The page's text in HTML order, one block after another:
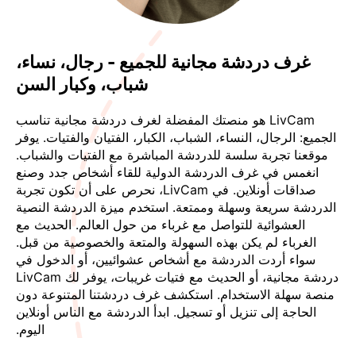
غرف دردشة مجانية للجميع - رجال، نساء،
شباب، وكبار السن
LivCam هو منصتك المفضلة لغرف دردشة مجانية تناسب
الجميع: الرجال، النساء، الشباب، الكبار، الفتيان والفتيات. يوفر
موقعنا تجربة سلسة للدردشة المباشرة مع الفتيات والشباب.
انغمس في غرف الدردشة الدولية للقاء أشخاص جدد وصنع
صداقات أونلاين. في LivCam، نحرص على أن تكون تجربة
الدردشة سريعة وسهلة وممتعة. استخدم ميزة الدردشة النصية
العشوائية للتواصل مع غرباء من حول العالم. الحديث مع
الغرباء لم يكن بهذه السهولة والمتعة والخصوصية من قبل.
سواء أردت الدردشة مع أشخاص عشوائيين، أو الدخول في
دردشة مجانية، أو الحديث مع فتيات غريبات، يوفر لك LivCam
منصة سهلة الاستخدام. استكشف غرف دردشتنا المتنوعة دون
الحاجة إلى تنزيل أو تسجيل. ابدأ الدردشة مع الناس أونلاين
اليوم.